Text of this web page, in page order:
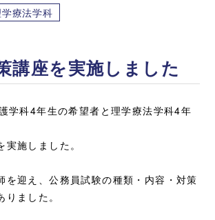
療法学科
講座を実施しました
学科4年生の希望者と理学療法学科4年
施しました。
を迎え、公務員試験の種類・内容・対策
ました。